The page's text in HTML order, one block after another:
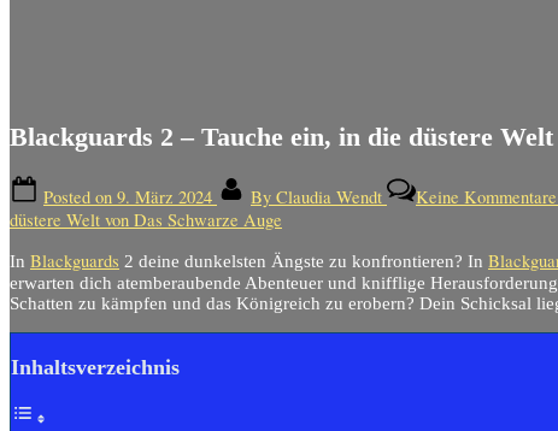
Blackguards 2 – Tauche ein, in die düstere
Posted on 9. März 2024 By Claudia Wendt Keine Kommentare
düstere Welt von Das Schwarze Auge
In Blackguards 2 deine dunkelsten Ängste zu konfrontieren? In
erwarten dich atemberaubende Abenteuer und knifflige
Schatten zu kämpfen und das Königreich zu erobern? Dein Schicksal
Inhaltsverzeichnis